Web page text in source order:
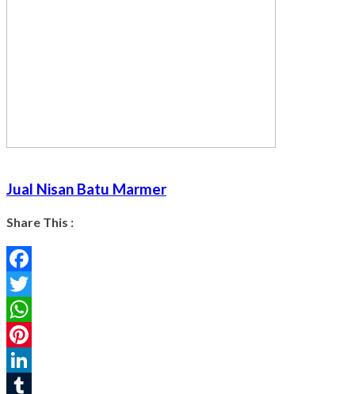
Jual Nisan Batu Marmer
Share This :
Facebook
Twitter
WhatsApp
Pinterest
LinkedIn